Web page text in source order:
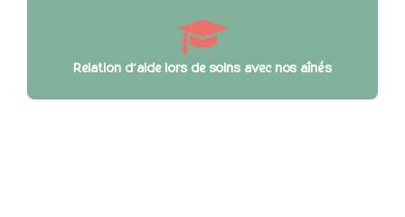
Relation d’aide lors de soins avec nos aînés